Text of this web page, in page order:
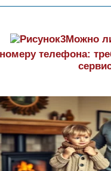
Можно
номеру телефона: